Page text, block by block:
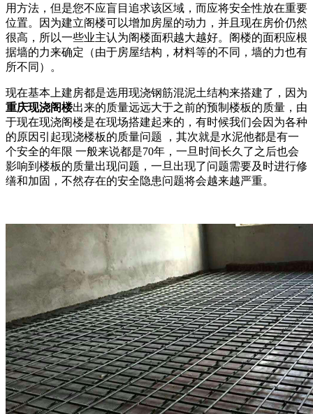
用方法，但是您不应盲目追求该区域，而应将安全性放在重要
位置。因为建立阁楼可以增加房屋的动力，并且现在房价仍然
很高，所以一些业主认为阁楼面积越大越好。阁楼的面积应根
据墙的力来确定（由于房屋结构，材料等的不同，墙的力也有
所不同）。
现在基本上建房都是选用现浇钢筋混泥土结构来搭建了，因为
重庆现浇阁楼出来的质量远远大于之前的预制楼板的质量，由
于现在现浇阁楼是在现场搭建起来的，有时候我们会因为各种
的原因引起现浇楼板的质量问题 ，其次就是水泥他都是有一
个安全的年限 一般来说都是70年，一旦时间长久了之后也会
影响到楼板的质量出现问题，一旦出现了问题需要及时进行修
缮和加固，不然存在的安全隐患问题将会越来越严重。